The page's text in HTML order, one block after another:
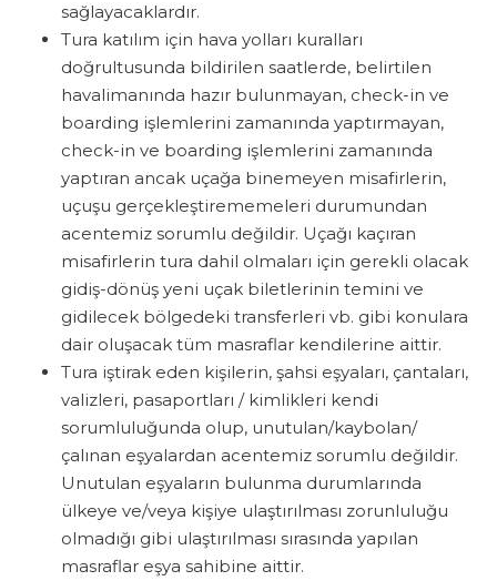
sağlayacaklardır.
Tura katılım için hava yolları kuralları
doğrultusunda bildirilen saatlerde, belirtilen
havalimanında hazır bulunmayan, check-in ve
boarding işlemlerini zamanında yaptırmayan,
check-in ve boarding işlemlerini zamanında
yaptıran ancak uçağa binemeyen misafirlerin,
uçuşu gerçekleştirememeleri durumundan
acentemiz sorumlu değildir. Uçağı kaçıran
misafirlerin tura dahil olmaları için gerekli olacak
gidiş-dönüş yeni uçak biletlerinin temini ve
gidilecek bölgedeki transferleri vb. gibi konulara
dair oluşacak tüm masraflar kendilerine aittir.
Tura iştirak eden kişilerin, şahsi eşyaları, çantaları,
valizleri, pasaportları / kimlikleri kendi
sorumluluğunda olup, unutulan/kaybolan/
çalınan eşyalardan acentemiz sorumlu değildir.
Unutulan eşyaların bulunma durumlarında
ülkeye ve/veya kişiye ulaştırılması zorunluluğu
olmadığı gibi ulaştırılması sırasında yapılan
masraflar eşya sahibine aittir.